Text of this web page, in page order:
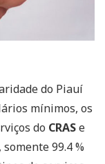
do Piauí
mínimos, os
do CRASe
99.4 %